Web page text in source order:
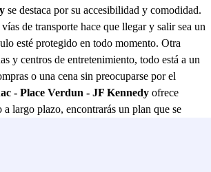
se destaca por su accesibilidad y comodidad.
de transporte hace que llegar y salir sea un
esté protegido en todo momento. Otra
y centros de entretenimiento, todo está a un
o una cena sin preocuparse por el
- Place Verdun - JF Kennedy ofrece
largo plazo, encontrarás un plan que se